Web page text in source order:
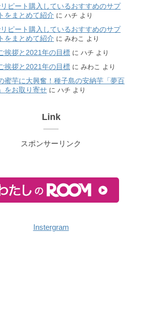
ピート購入しているおすすめのサプ
をまとめて紹介 に ハチ より
ピート購入しているおすすめのサプ
をまとめて紹介 に みわこ より
挨拶と2021年の目標 に ハチ より
挨拶と2021年の目標 に みわこ より
蜜芋に大興奮！種子島の安納芋「夢百
をお取り寄せ に ハチ より
Link
スポンサーリンク
Instergram